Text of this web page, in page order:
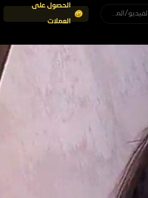
البحث عن البث المباشر/الفيديو/المستخدم
الحصول على
العملات